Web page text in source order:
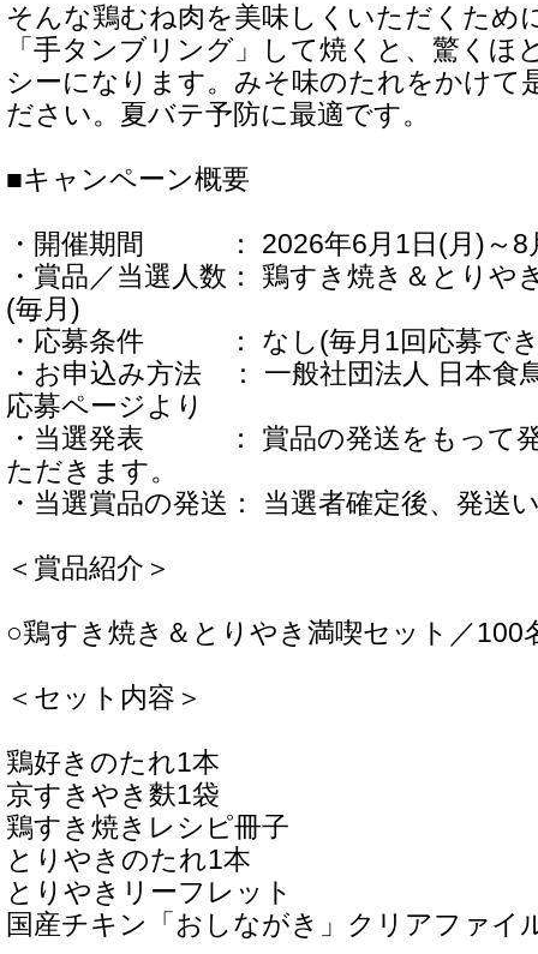
そんな鶏むね肉を美味しくいただくため
「手タンブリング」して焼くと、驚くほ
シーになります。みそ味のたれをかけて
ださい。夏バテ予防に最適です。
■キャンペーン概要
・開催期間 ： 2026年6月1日(月)～8
・賞品／当選人数： 鶏すき焼き＆とりや
(毎月)
・応募条件 ： なし(毎月1回応募で
・お申込み方法 ： 一般社団法人 日本食
応募ページより
・当選発表 ： 賞品の発送をもって発
ただきます。
・当選賞品の発送： 当選者確定後、発送
＜賞品紹介＞
○鶏すき焼き＆とりやき満喫セット／100
＜セット内容＞
鶏好きのたれ1本
京すきやき麩1袋
鶏すき焼きレシピ冊子
とりやきのたれ1本
とりやきリーフレット
国産チキン「おしながき」クリアファイ